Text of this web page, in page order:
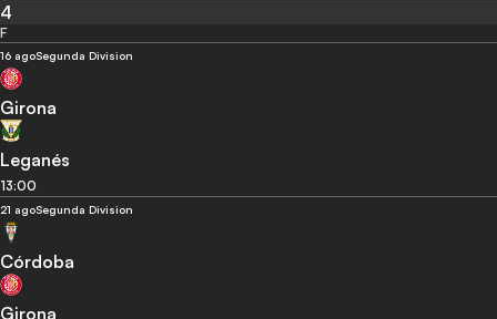
4
F
16 agoSegunda Division
Girona
Leganés
13:00
21 agoSegunda Division
Córdoba
Girona